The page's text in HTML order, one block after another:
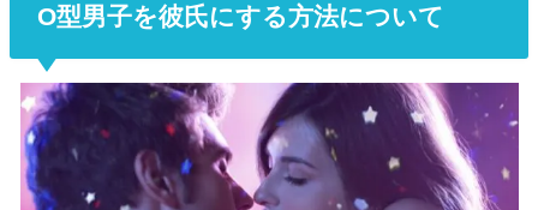
O型男子を彼氏にする方法について